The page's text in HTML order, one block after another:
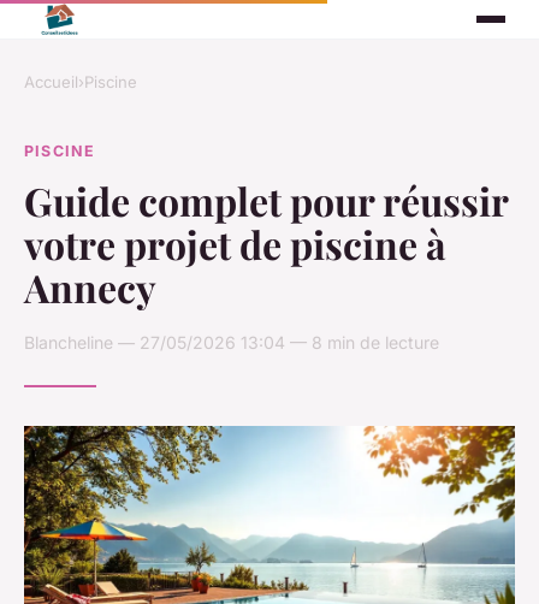
Accueil›Piscine
PISCINE
Guide complet pour réussir
votre projet de piscine à
Annecy
Blancheline — 27/05/2026 13:04 — 8 min de lecture